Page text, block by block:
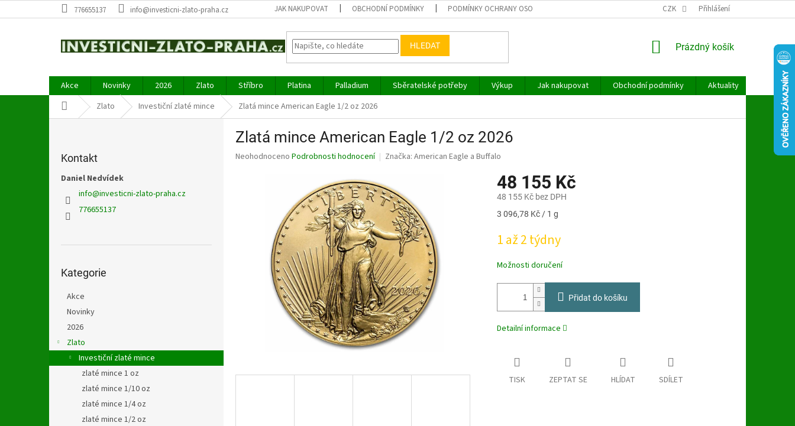
na
776655137 info@investicni-zlato-praha.cz JAK NAKUPOVAT OBCHODNÍ PODMÍNKY PODMÍNKY OCHRANY OSOBNÍCH ÚDAJŮ CZK Přihlášení
HLEDAT
NÁKUPNÍ
Prázdný košík
Akce Novinky 2026 Zlato Stříbro Platina Palladium Sběratelské potřeby Výkup Jak nakupovat Obchodní podmínky Aktuality
Kontakt
Domů Zlato Investiční zlaté mince Zlatá mince American Eagle 1/2 oz 2026
Kontakt
Daniel Nedvídek
info@investicni-zlato-praha.cz
776655137
kategorie
Kategorie
Akce
Novinky
2026
Zlato
Investiční zlaté mince
zlaté mince 1 oz
zlaté mince 1/10 oz
zlaté mince 1/4 oz
zlaté mince 1/2 oz
Zlatá mince American Eagle 1/2 oz 2026
Průměrné
Neohodnoceno Podrobnosti hodnocení Značka: American Eagle a Buffalo
48 155 Kč
48 155 Kč bez DPH
Měrná
3 096,78 Kč / 1 g
1 až 2 týdny
Možnosti doručení
Přidat do košíku
Detailní informace
TISK ZEPTAT SE HLÍDAT SDÍLET